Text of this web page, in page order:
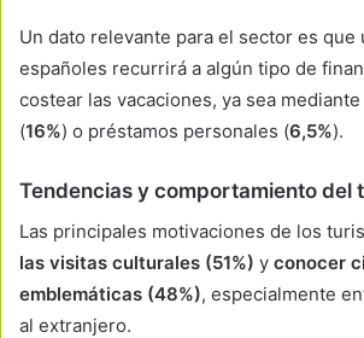
Un dato relevante para el sector es que
españoles recurrirá a algún tipo de
costear las vacaciones, ya sea
(16%) o préstamos personales (6,5%).
Tendencias y comportamiento del
Las principales motivaciones de los
las visitas culturales (51%) y conocer
emblemáticas (48%), especialmente
al extranjero.